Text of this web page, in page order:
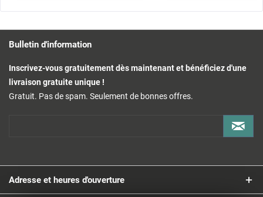
Bulletin d'information
Inscrivez-vous gratuitement dès maintenant et bénéficiez d'une
livraison gratuite unique !
Gratuit. Pas de spam. Seulement de bonnes offres.
Adresse et heures d'ouverture